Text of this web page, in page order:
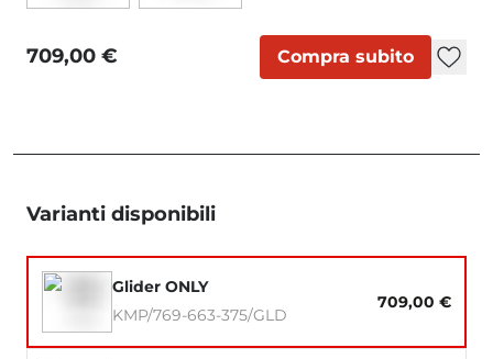
709,00 € Compra subito
Varianti disponibili
Glider ONLY
KMP/769-663-375/GLD
709,00 €